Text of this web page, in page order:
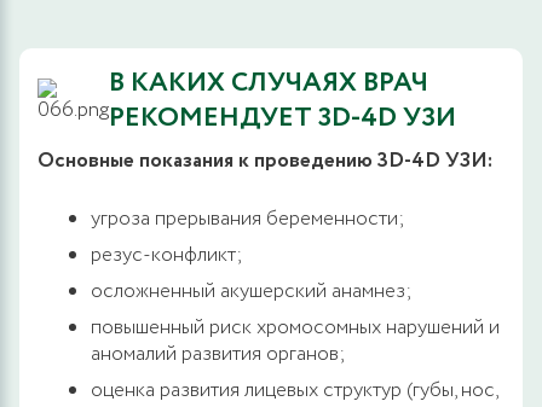
В КАКИХ СЛУЧАЯХ ВРАЧ
РЕКОМЕНДУЕТ 3D-4D УЗИ
Основные показания к проведению 3D-4D УЗИ:
угроза прерывания беременности;
резус-конфликт;
осложненный акушерский анамнез;
повышенный риск хромосомных нарушений и
аномалий развития органов;
оценка развития лицевых структур (губы, нос,